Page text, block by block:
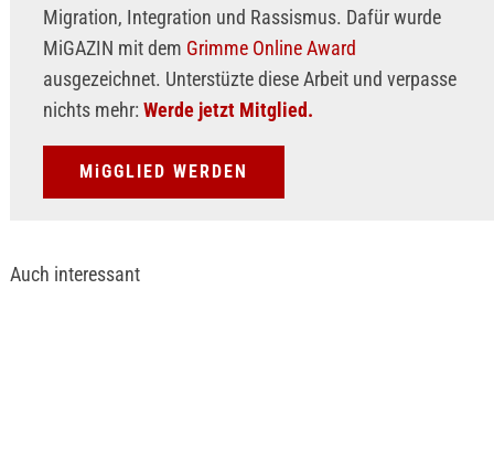
Migration, Integration und Rassismus. Dafür wurde
MiGAZIN mit dem Grimme Online Award
ausgezeichnet. Unterstüzte diese Arbeit und verpasse
nichts mehr: Werde jetzt Mitglied.
MiGGLIED WERDEN
Auch interessant